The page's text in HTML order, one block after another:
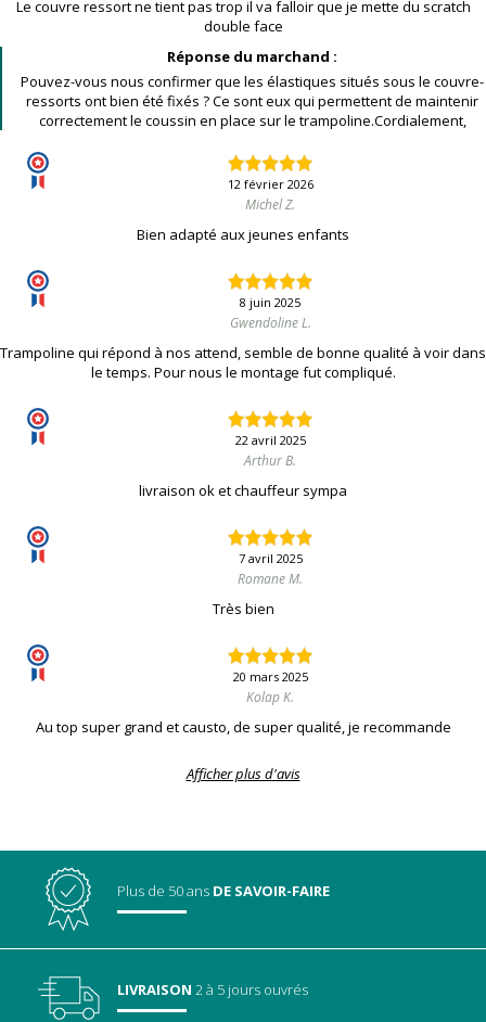
Le couvre ressort ne tient pas trop il va falloir que je mette du scratch
double face
Réponse du marchand :
Pouvez-vous nous confirmer que les élastiques situés sous le couvre-
ressorts ont bien été fixés ? Ce sont eux qui permettent de maintenir
correctement le coussin en place sur le trampoline.Cordialement,
12 février 2026
Michel Z.
Bien adapté aux jeunes enfants
8 juin 2025
Gwendoline L.
Trampoline qui répond à nos attend, semble de bonne qualité à voir dans
le temps. Pour nous le montage fut compliqué.
22 avril 2025
Arthur B.
livraison ok et chauffeur sympa
7 avril 2025
Romane M.
Très bien
20 mars 2025
Kolap K.
Au top super grand et causto, de super qualité, je recommande
Afficher plus d'avis
Plus de 50 ans DE SAVOIR-FAIRE
LIVRAISON 2 à 5 jours ouvrés